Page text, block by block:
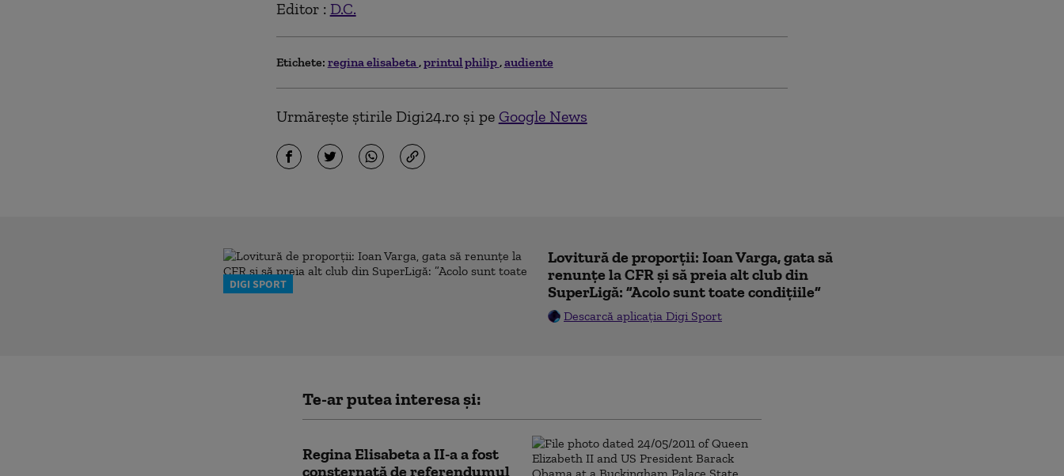
Editor : D.C.
Etichete: regina elisabeta printul philip audiente
Urmărește știrile Digi24.ro și pe Google News
DIGI SPORT
Lovitură de proporții: Ioan Varga, gata să
renunțe la CFR și să preia alt club din
SuperLigă: ”Acolo sunt toate condițiile”
Descarcă aplicația Digi Sport
Te-ar putea interesa și:
Regina Elisabeta a II-a a fost
consternată de referendumul